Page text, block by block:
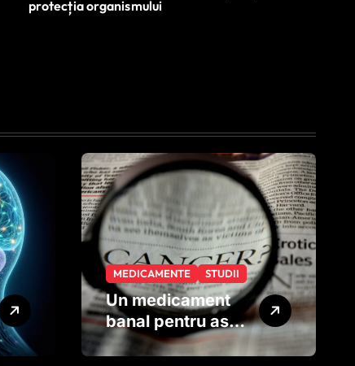
protecția organismului
MEDICAMENTE STUDII
Un medicament
banal pentru astm
ar putea ajuta în